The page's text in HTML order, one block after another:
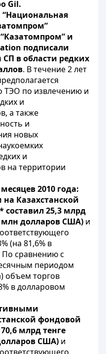
Gil.
“Национальная
и
подписали
в области редких
. В течение 2 лет
ТЭО по извлечению и
и
а также
и
новых
и
на территории
2010 года:
Казахстанской
составил 25,3 млрд
млн долларов США) и
(на 81,6% в
сравнению с
периодом
объем торгов
в долларовом
фондовой
млрд тенге
США) и